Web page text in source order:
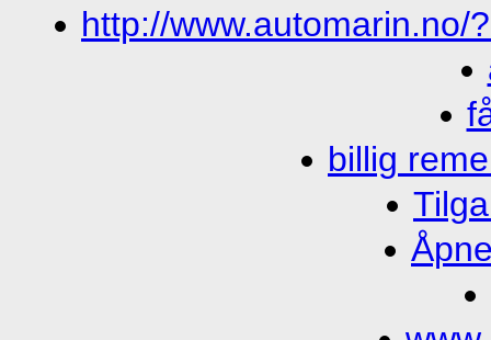
http://www.automarin.no/
billig